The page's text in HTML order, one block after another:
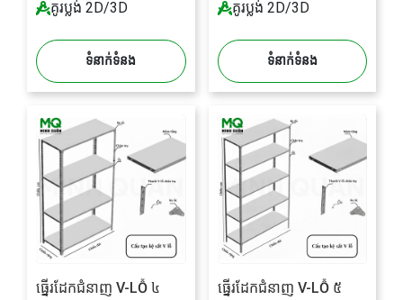
គូរប្លង់ 2D/3D
ទំនាក់ទំនង
គូរប្លង់ 2D/3D
ទំនាក់ទំនង
ធ្នើរដែកជំនាញ V-LỖ ៤
ធ្នើរដែកជំនាញ V-LỖ ៥